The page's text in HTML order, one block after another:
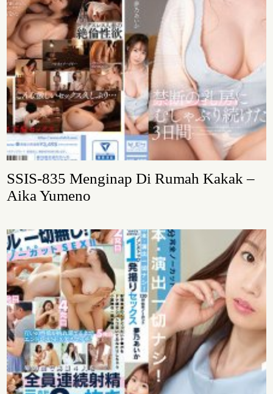
SSIS-835 Menginap Di Rumah Kakak –
Aika Yumeno